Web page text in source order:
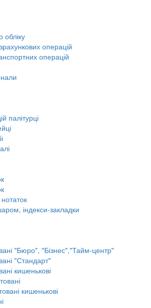
обліку
операцій
операцій
палітурці
індекси-закладки
"Бюро", "Бізнес","Тайм-центр"
"Стандарт"
кишенькові
кишенькові